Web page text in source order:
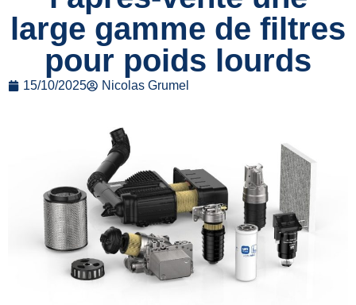
large gamme de filtres
pour poids lourds
15/10/2025 Nicolas Grumel